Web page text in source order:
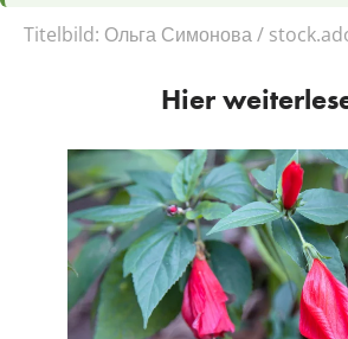
Titelbild: Ольга Симонова /
Hier